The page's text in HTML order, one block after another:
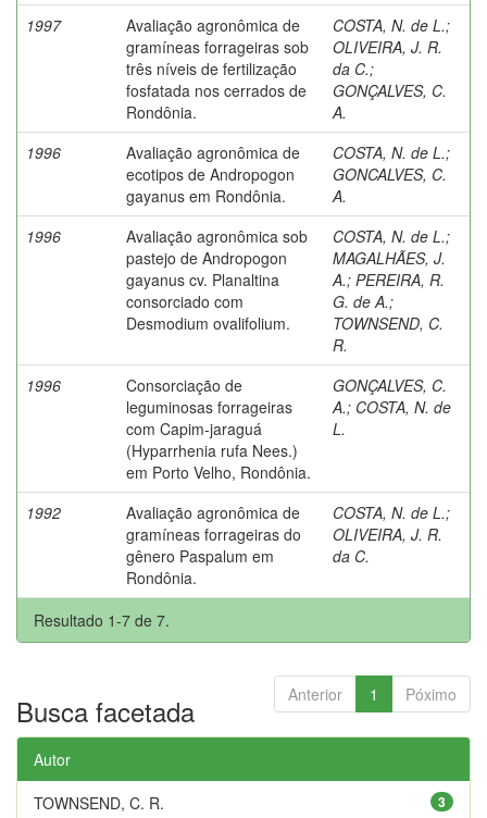
1997
Avaliação agronômica de
gramíneas forrageiras sob
três níveis de fertilização
fosfatada nos cerrados de
Rondônia.
COSTA, N. de L.;
OLIVEIRA, J. R.
da C.;
GONÇALVES, C.
A.
1996
Avaliação agronômica de
ecotipos de Andropogon
gayanus em Rondônia.
COSTA, N. de L.;
GONCALVES, C.
A.
1996
Avaliação agronômica sob
pastejo de Andropogon
gayanus cv. Planaltina
consorciado com
Desmodium ovalifolium.
COSTA, N. de L.;
MAGALHÃES, J.
A.; PEREIRA, R.
G. de A.;
TOWNSEND, C.
R.
1996
Consorciação de
leguminosas forrageiras
com Capim-jaraguá
(Hyparrhenia rufa Nees.)
em Porto Velho, Rondônia.
GONÇALVES, C.
A.; COSTA, N. de
L.
1992
Avaliação agronômica de
gramíneas forrageiras do
gênero Paspalum em
Rondônia.
COSTA, N. de L.;
OLIVEIRA, J. R.
da C.
Resultado 1-7 de 7.
Anterior 1 Póximo
Busca facetada
Autor
3
TOWNSEND, C. R.